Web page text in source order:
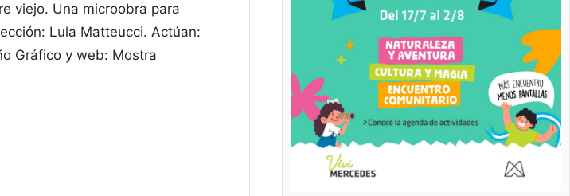
viejo. Una microobra para
Lula Matteucci. Actúan:
Gráfico y web: Mostra